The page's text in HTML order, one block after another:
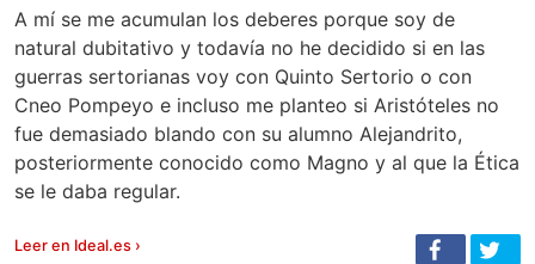
A mí se me acumulan los deberes porque soy de
natural dubitativo y todavía no he decidido si en las
guerras sertorianas voy con Quinto Sertorio o con
Cneo Pompeyo e incluso me planteo si Aristóteles no
fue demasiado blando con su alumno Alejandrito,
posteriormente conocido como Magno y al que la Ética
se le daba regular.
Leer en Ideal.es ›